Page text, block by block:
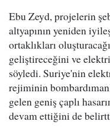
Ebu Zeyd, projelerin
altyapının yeniden
ortaklıkları
geliştireceğini ve
söyledi. Suriye'nin
rejiminin
gelen geniş çaplı
devam ettiğini de